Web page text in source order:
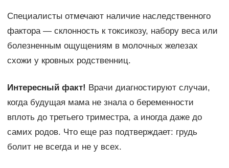
Специалисты отмечают наличие наследственного
фактора — склонность к токсикозу, набору веса или
болезненным ощущениям в молочных железах
схожи у кровных родственниц.
Интересный факт! Врачи диагностируют случаи,
когда будущая мама не знала о беременности
вплоть до третьего триместра, а иногда даже до
самих родов. Что еще раз подтверждает: грудь
болит не всегда и не у всех.